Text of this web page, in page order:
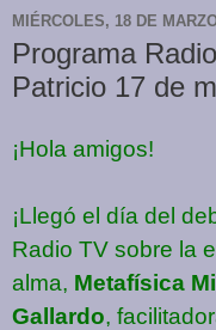
MIÉRCOLES, 18 DE
Programa
Patricio 17 de
¡Hola amigos!
¡Llegó el día del
Radio TV sobre la
alma, Metafísica
Gallardo,